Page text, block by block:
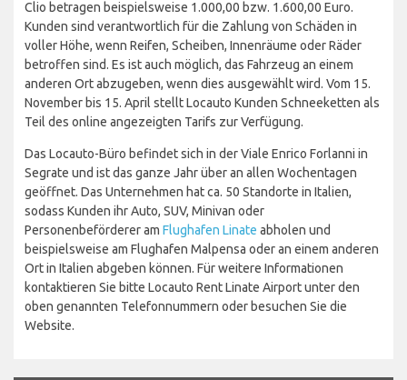
Clio betragen beispielsweise 1.000,00 bzw. 1.600,00 Euro.
Kunden sind verantwortlich für die Zahlung von Schäden in
voller Höhe, wenn Reifen, Scheiben, Innenräume oder Räder
betroffen sind. Es ist auch möglich, das Fahrzeug an einem
anderen Ort abzugeben, wenn dies ausgewählt wird. Vom 15.
November bis 15. April stellt Locauto Kunden Schneeketten als
Teil des online angezeigten Tarifs zur Verfügung.
Das Locauto-Büro befindet sich in der Viale Enrico Forlanni in
Segrate und ist das ganze Jahr über an allen Wochentagen
geöffnet. Das Unternehmen hat ca. 50 Standorte in Italien,
sodass Kunden ihr Auto, SUV, Minivan oder
Personenbeförderer am Flughafen Linate abholen und
beispielsweise am Flughafen Malpensa oder an einem anderen
Ort in Italien abgeben können. Für weitere Informationen
kontaktieren Sie bitte Locauto Rent Linate Airport unter den
oben genannten Telefonnummern oder besuchen Sie die
Website.